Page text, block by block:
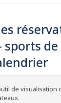
sports de
de visualisation